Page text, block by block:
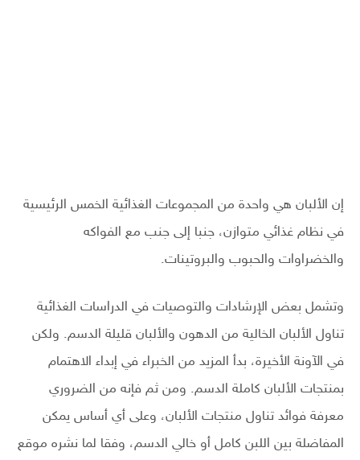
إن الألبان هي واحدة من المجموعات الغذائية الخمس الرئيسية
في نظام غذائي متوازن، جنبا إلى جنب مع الفواكه
والخضراوات والحبوب والبروتينات.
وتشمل بعض الإرشادات والتوصيات في الدراسات الغذائية
تناول الألبان الخالية من الدهون والألبان قليلة الدسم. ولكن
في الآونة الأخيرة، بدأ المزيد من الخبراء في إبداء الاهتمام
بمنتجات الألبان كاملة الدسم. ومن ثم فإنه من الضروري
معرفة فوائد تناول منتجات الألبان، وعلى أي أساس يمكن
المفاضلة بين اللبن كامل أو خالي الدسم، وفقا لما نشره موقع